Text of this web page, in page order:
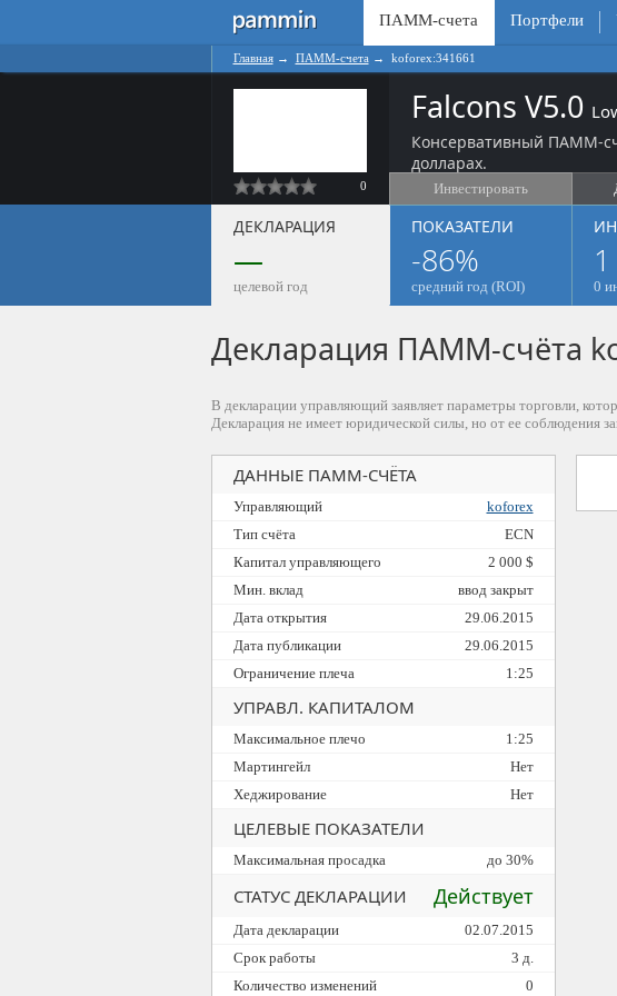
ПАММ-счета Портфели
Главная→ ПАММ-счета → koforex:341661
0
Falcons V5.0
Консервативный ПАММ-
долларах.
Инвестировать
ДЕКЛАРАЦИЯ
—
целевой год
ПОКАЗАТЕЛИ
-86%
средний год (ROI) 0
Декларация ПАММ-счёта
В декларации управляющий заявляет параметры торговли,
Декларация не имеет юридической силы, но от ее соблюдения
ДАННЫЕ ПАММ-СЧЁТА
Управляющий
koforex
Тип счёта
ECN
Капитал управляющего
2 000 $
Мин. вклад
ввод закрыт
Дата открытия
29.06.2015
Дата публикации
29.06.2015
Ограничение плеча
1:25
УПРАВЛ. КАПИТАЛОМ
Максимальное плечо
1:25
Мартингейл
Нет
Хеджирование
Нет
ЦЕЛЕВЫЕ ПОКАЗАТЕЛИ
Максимальная просадка до 30%
СТАТУС ДЕКЛАРАЦИИ Действует
Дата декларации
02.07.2015
Срок работы
3 д.
Количество изменений
0